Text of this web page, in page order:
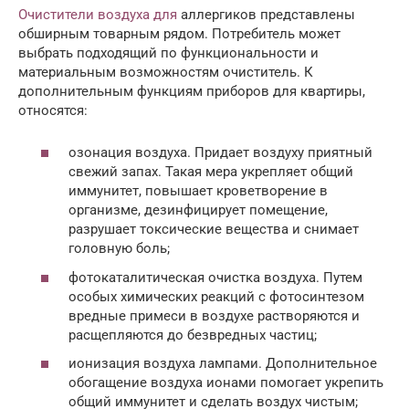
Очистители воздуха для аллергиков представлены
обширным товарным рядом. Потребитель может
выбрать подходящий по функциональности и
материальным возможностям очиститель. К
дополнительным функциям приборов для квартиры,
относятся:
озонация воздуха. Придает воздуху приятный
свежий запах. Такая мера укрепляет общий
иммунитет, повышает кроветворение в
организме, дезинфицирует помещение,
разрушает токсические вещества и снимает
головную боль;
фотокаталитическая очистка воздуха. Путем
особых химических реакций с фотосинтезом
вредные примеси в воздухе растворяются и
расщепляются до безвредных частиц;
ионизация воздуха лампами. Дополнительное
обогащение воздуха ионами помогает укрепить
общий иммунитет и сделать воздух чистым;